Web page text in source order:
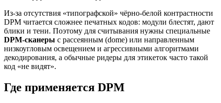
Из-за отсутствия «типографской» чёрно-белой контрастности
DPM читается сложнее печатных кодов: модули блестят, дают
блики и тени. Поэтому для считывания нужны специальные
DPM-сканеры с рассеянным (dome) или направленным
низкоугловым освещением и агрессивными алгоритмами
декодирования, а обычные ридеры для этикеток часто такой
код «не видят».
Где применяется DPM